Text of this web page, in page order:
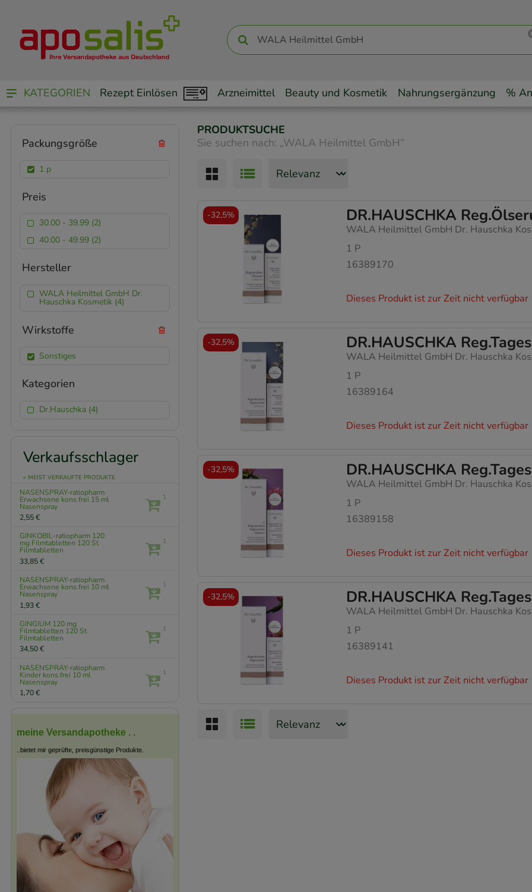
KATEGORIEN Rezept Einlösen Arzneimittel Beauty und Kosmetik Nahrungsergänzung %
PRODUKTSUCHE
Sie suchen nach: „WALA Heilmittel GmbH“
DR.HAUSCHKA
WALA Heilmittel GmbH Dr. Hauschka
1 P
16389170
Dieses Produkt ist zur Zeit nicht verfügbar
-32,5%
DR.HAUSCHKA
WALA Heilmittel GmbH Dr. Hauschka
1 P
16389164
Dieses Produkt ist zur Zeit nicht verfügbar
-32,5%
DR.HAUSCHKA
WALA Heilmittel GmbH Dr. Hauschka
1 P
16389158
Dieses Produkt ist zur Zeit nicht verfügbar
-32,5%
DR.HAUSCHKA
WALA Heilmittel GmbH Dr. Hauschka
1 P
16389141
Dieses Produkt ist zur Zeit nicht verfügbar
-32,5%
Packungsgröße
1 p
Preis
30.00 - 39.99 (2)
40.00 - 49.99 (2)
Hersteller
WALA Heilmittel GmbH Dr.
Hauschka Kosmetik (4)
Wirkstoffe
Sonstiges
Kategorien
Dr.Hauschka (4)
Verkaufsschlager
» MEIST VERKAUFTE PRODUKTE
NASENSPRAY-ratiopharm
Erwachsene kons.frei 15 ml
Nasenspray
2,55 €
1
GINKOBIL-ratiopharm 120
mg Filmtabletten 120 St
Filmtabletten
33,85 €
1
NASENSPRAY-ratiopharm
Erwachsene kons.frei 10 ml
Nasenspray
1,93 €
1
GINGIUM 120 mg
Filmtabletten 120 St
Filmtabletten
34,50 €
1
NASENSPRAY-ratiopharm
Kinder kons.frei 10 ml
Nasenspray
1,70 €
1
meine Versandapotheke . .
..bietet mir geprüfte, preisgünstige Produkte.